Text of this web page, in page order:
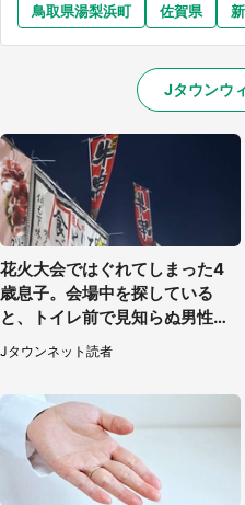
鳥取県湯梨浜町
佐賀県
Jタウンウ
花火大会ではぐれてしまった4
歳息子。会場中を探している
と、トイレ前で見知らぬ男性に
（東京都・女性）
Jタウンネット読者